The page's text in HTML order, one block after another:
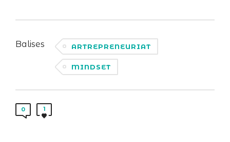
Balises ARTREPRENEURIAT
MINDSET
0 1